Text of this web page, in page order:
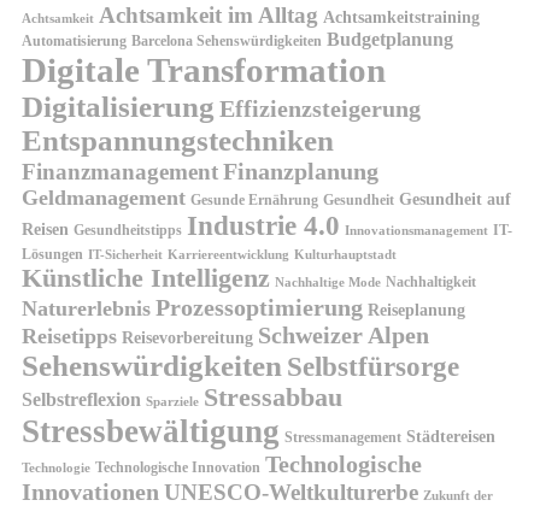
Achtsamkeit Achtsamkeit im Alltag Achtsamkeitstraining
Automatisierung Barcelona Sehenswürdigkeiten Budgetplanung
Digitale Transformation
Digitalisierung Effizienzsteigerung
Entspannungstechniken
FinanzmanagementFinanzplanung
Geldmanagement Gesunde Ernährung Gesundheit Gesundheit auf
Reisen Gesundheitstipps Industrie 4.0 Innovationsmanagement IT-
Lösungen IT-Sicherheit Karriereentwicklung Kulturhauptstadt
Künstliche Intelligenz Nachhaltige Mode Nachhaltigkeit
Naturerlebnis Prozessoptimierung Reiseplanung
Reisetipps Reisevorbereitung Schweizer Alpen
Sehenswürdigkeiten Selbstfürsorge
Selbstreflexion Sparziele Stressabbau
Stressbewältigung Stressmanagement Städtereisen
Technologie Technologische Innovation Technologische
Innovationen UNESCO-Weltkulturerbe Zukunft der